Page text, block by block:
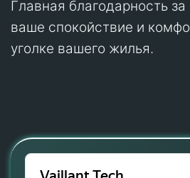
Главная благодарность
ваше спокойствие и
уголке вашего жилья.